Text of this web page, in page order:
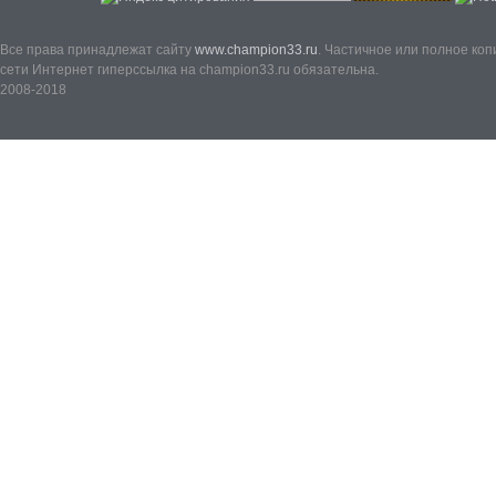
Все права принадлежат сайту www.champion33.ru. Частичное или полное
сети Интернет гиперссылка на champion33.ru обязательна.
2008-2018